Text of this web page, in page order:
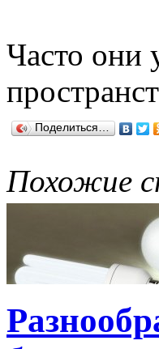
Часто они
Поделиться…
Похожие